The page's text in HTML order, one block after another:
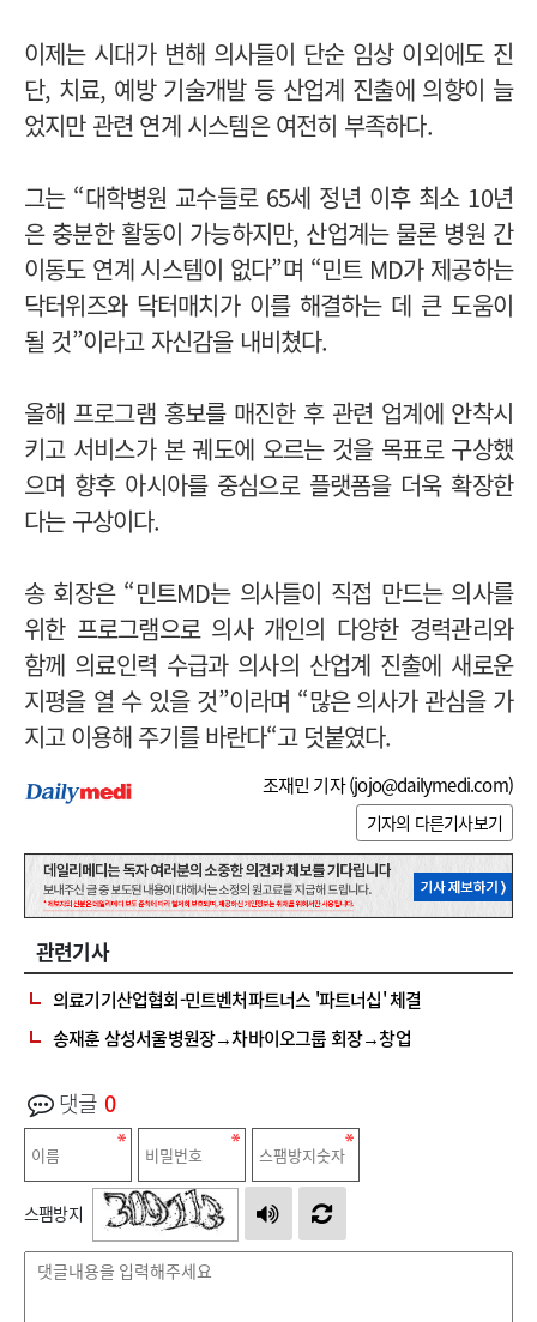
이제는 시대가 변해 의사들이 단순 임상 이외에도 진
단, 치료, 예방 기술개발 등 산업계 진출에 의향이 늘
었지만 관련 연계 시스템은 여전히 부족하다.
그는 “대학병원 교수들로 65세 정년 이후 최소 10년
은 충분한 활동이 가능하지만, 산업계는 물론 병원 간
이동도 연계 시스템이 없다”며 “민트 MD가 제공하는
닥터위즈와 닥터매치가 이를 해결하는 데 큰 도움이
될 것”이라고 자신감을 내비쳤다.
올해 프로그램 홍보를 매진한 후 관련 업계에 안착시
키고 서비스가 본 궤도에 오르는 것을 목표로 구상했
으며 향후 아시아를 중심으로 플랫폼을 더욱 확장한
다는 구상이다.
송 회장은 “민트MD는 의사들이 직접 만드는 의사를
위한 프로그램으로 의사 개인의 다양한 경력관리와
함께 의료인력 수급과 의사의 산업계 진출에 새로운
지평을 열 수 있을 것”이라며 “많은 의사가 관심을 가
지고 이용해 주기를 바란다“고 덧붙였다.
조재민 기자 (jojo@dailymedi.com)
기자의 다른기사보기
관련기사
의료기기산업협회-민트벤처파트너스 '파트너십' 체결
송재훈 삼성서울병원장→차바이오그룹 회장→창업
댓글 0
스팸방지